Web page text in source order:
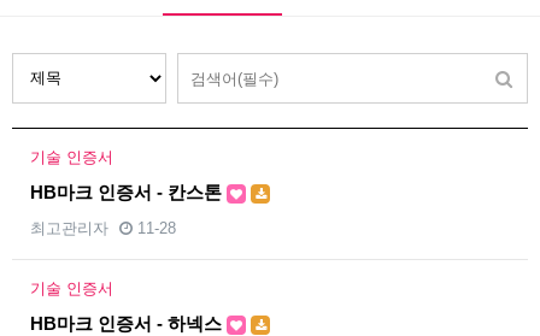
기술 인증서
HB마크 인증서 - 칸스톤
최고관리자 11-28
기술 인증서
HB마크 인증서 - 하넥스